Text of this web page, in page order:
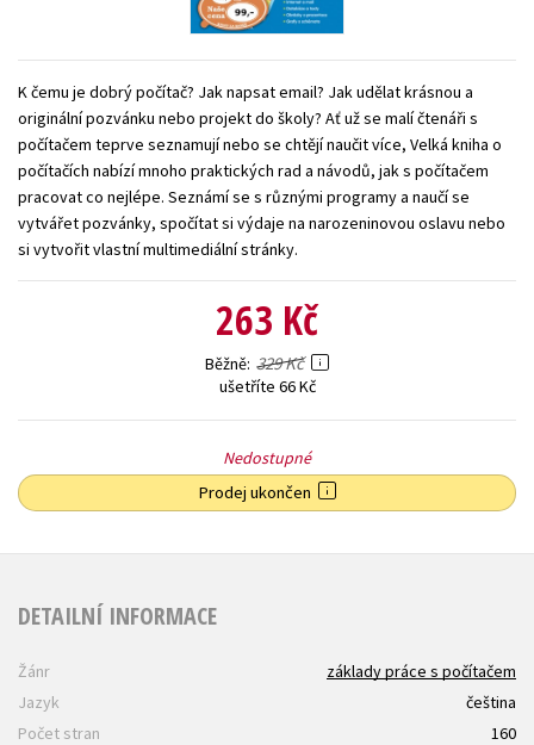
Zahraniční literatura
Všechny tituly
K čemu je dobrý počítač? Jak napsat email? Jak udělat krásnou a
originální pozvánku nebo projekt do školy? Ať už se malí čtenáři s
počítačem teprve seznamují nebo se chtějí naučit více, Velká kniha o
počítačích nabízí mnoho praktických rad a návodů, jak s počítačem
pracovat co nejlépe. Seznámí se s různými programy a naučí se
vytvářet pozvánky, spočítat si výdaje na narozeninovou oslavu nebo
si vytvořit vlastní multimediální stránky.
263 Kč
Běžně 329 Kč
ušetříte 66 Kč
Nedostupné
Prodej ukončen
DETAILNÍ INFORMACE
Žánr
základy práce s počítačem
Jazyk
čeština
Počet stran
160